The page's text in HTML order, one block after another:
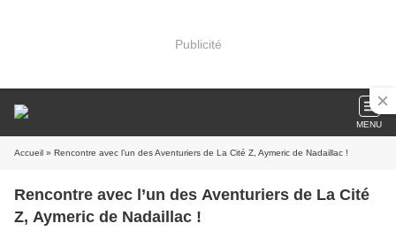
Publicité
MENU
Accueil » Rencontre avec l’un des Aventuriers de La Cité Z, Aymeric de Nadaillac !
Rencontre avec l’un des Aventuriers de La Cité
Z, Aymeric de Nadaillac !